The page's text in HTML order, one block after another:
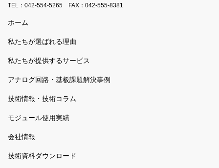
TEL： 042-554-5265 FAX：042-555-8381
ホーム
私たちが選ばれる理由
私たちが提供するサービス
アナログ回路・基板課題解決事例
技術情報・技術コラム
モジュール使用実績
会社情報
技術資料ダウンロード